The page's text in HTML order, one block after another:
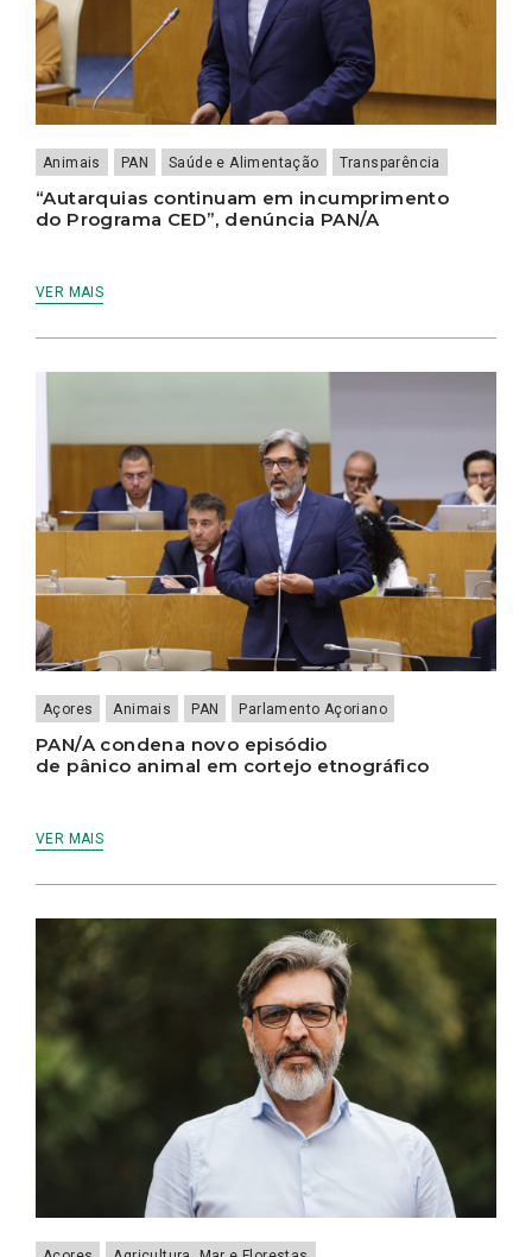
Animais PAN Saúde e Alimentação Transparência
“Autarquias continuam em incumprimento
do Programa CED”, denúncia PAN/A
VER MAIS
Açores Animais PAN Parlamento Açoriano
PAN/A condena novo episódio
de pânico animal em cortejo etnográfico
VER MAIS